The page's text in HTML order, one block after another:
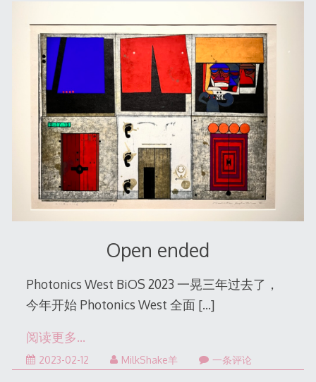
Open ended
Photonics West BiOS 2023 一晃三年过去了，
今年开始 Photonics West 全面 […]
阅读更多…
2023-02-12 MilkShake羊 一条评论